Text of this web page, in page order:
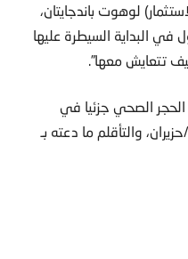
لوهوت باندجايتان،
في البداية السيطرة عليها
تتعايش معها”.
الحجر الصحي جزئيا في
والتأقلم ما دعته بـ